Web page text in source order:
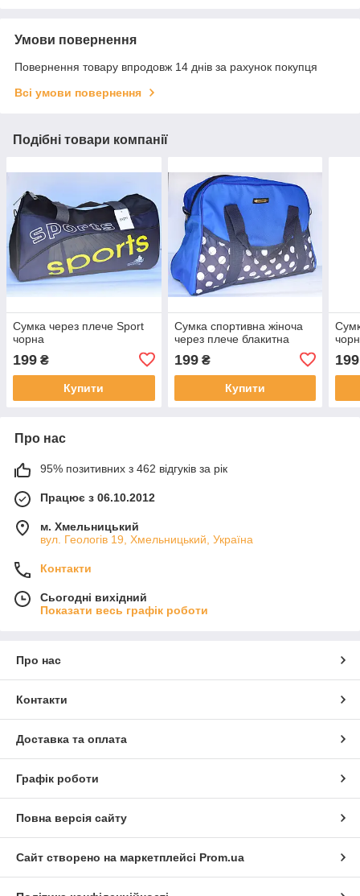
Умови повернення
Повернення товару впродовж 14 днів за рахунок покупця
Всі умови повернення
Подібні товари компанії
Сумка через плече Sport
чорна
199 ₴
Купити
Сумка спортивна жіноча
через плече блакитна
199₴
Купити
199
Про нас
95% позитивних з 462 відгуків за рік
Працює з 06.10.2012
м. Хмельницький
вул. Геологів 19, Хмельницький, Україна
Контакти
Сьогодні вихідний
Показати весь графік роботи
Про нас
Контакти
Доставка та оплата
Графік роботи
Повна версія сайту
Сайт створено на маркетплейсі Prom.ua